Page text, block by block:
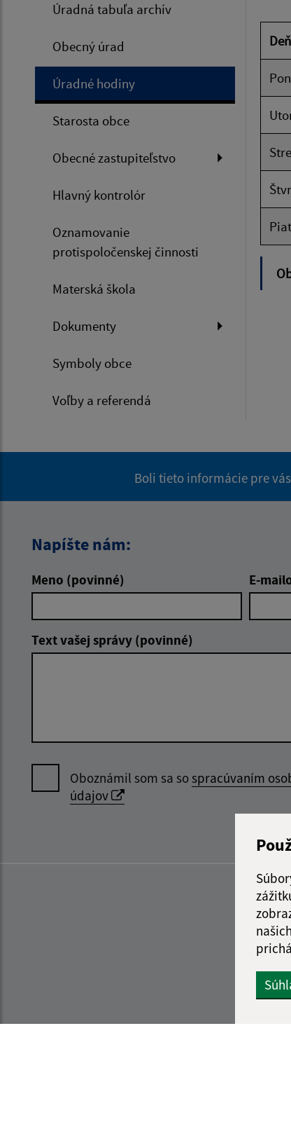
Úradná tabuľa archív
Obecný úrad
Úradné hodiny
Starosta obce
Obecné zastupiteľstvo
Hlavný kontrolór
Oznamovanie
protispoločenskej činnosti
Materská škola
Dokumenty
Symboly obce
Voľby a referendá
Deň
Boli tieto informácie pre
Napíšte nám:
Meno (povinné) E-
Text vašej správy (povinné)
Oboznámil som sa sospracúvaním
údajov